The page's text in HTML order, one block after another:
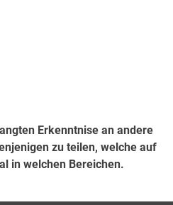
Erkenntnise an andere
zu teilen, welche auf
in welchen Bereichen.